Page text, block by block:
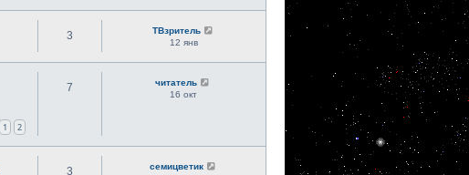
3
ТВзритель
12 янв
1 2
7
читатель
16 окт
3
семицветик